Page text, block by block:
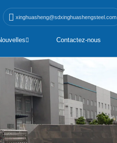
xinghuasheng@sdxinghuashengsteel.com
Contactez-nous